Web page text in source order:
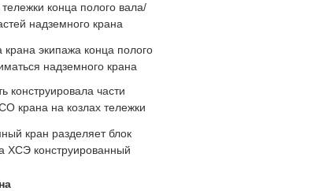
конца полого вала/
надземного крана
крана экипажа конца полого
надземного крана
конструировала части
крана на козлах тележки
кран разделяет блок
ХСЭ конструированный